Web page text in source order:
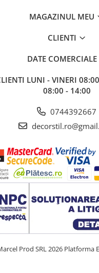
MAGAZINUL MEU
CLIENTI
DATE COMERCIALE
LUNI - VINERI
08:00 - 14:00
0744392667
Prod SRL 2026 Platforma